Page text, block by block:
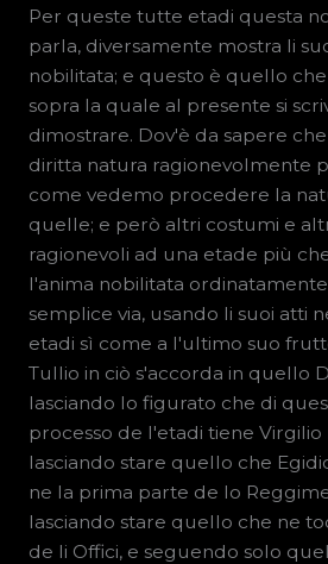
Per queste tutte etadi questa
parla, diversamente mostra li
nobilitata; e questo è quello
sopra la quale al presente si
dimostrare. Dov'è da sapere
diritta natura ragionevolmente
come vedemo procedere la
quelle; e però altri costumi e
ragionevoli ad una etade più
l'anima nobilitata
semplice via, usando li suoi atti
etadi sì come a l'ultimo suo
Tullio in ciò s'accorda in quello
lasciando lo figurato che di
processo de l'etadi tiene Virgilio
lasciando stare quello che
ne la prima parte de lo
lasciando stare quello che ne
de li Offici, e seguendo solo